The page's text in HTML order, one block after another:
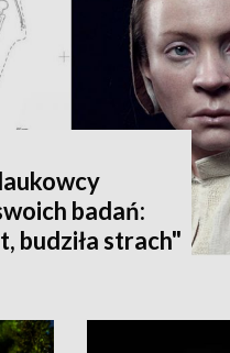
badań:
budziła strach"